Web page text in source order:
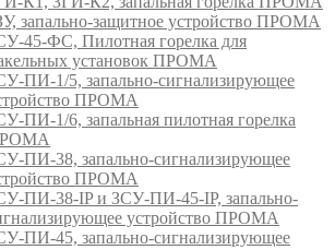
запально-защитное устройство ПРОМА
45-ФС, Пилотная горелка для
установок ПРОМА
ПИ-1/5, запально-сигнализирующее
ПРОМА
ПИ-1/6, запальная пилотная горелка
ПИ-38, запально-сигнализирующее
ПРОМА
ПИ-38-IP и ЗСУ-ПИ-45-IP, запально-
устройство ПРОМА
ПИ-45, запально-сигнализирующее